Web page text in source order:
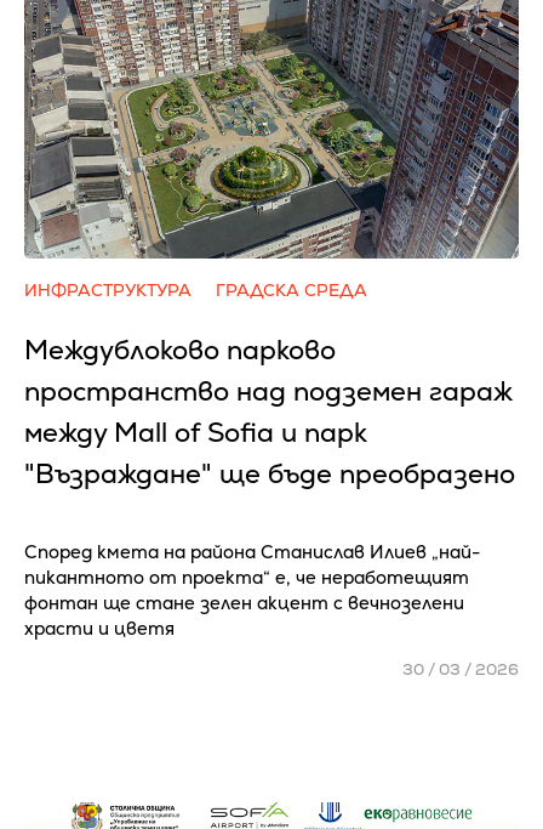
ИНФРАСТРУКТУРА ГРАДСКА СРЕДА
Междублоково парково
пространство над подземен гараж
между Mall of Sofia и парк
"Възраждане" ще бъде преобразено
Според кмета на района Станислав Илиев „най-
пикантното от проекта“ е, че неработещият
фонтан ще стане зелен акцент с вечнозелени
храсти и цветя
30 / 03 / 2026